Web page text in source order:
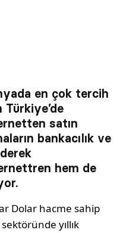
en çok tercih
satın
bankacılık ve
hem de
Dolar hacme sahip
yıllık